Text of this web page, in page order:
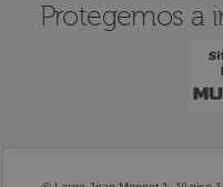
Protegemos a